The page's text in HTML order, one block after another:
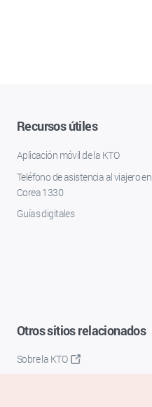
Recursos útiles
Aplicación móvil de la KTO
Teléfono de asistencia al viajero en
Corea 1330
Guías digitales
Otros sitios relacionados
Sobre la KTO